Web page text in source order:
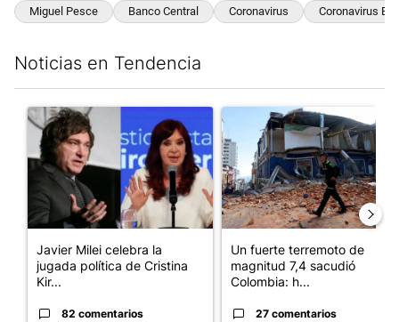
Miguel Pesce Banco Central Coronavirus Coronavirus En
Noticias en Tendencia
Un artículo de tendencia con el título "Javier Milei celebra la
Javier Milei celebra la
jugada política de Cristina
Kir...
82 comentarios
Un artículo de tendencia
Un fuerte terremoto de
magnitud 7,4 sacudió
Colombia: h...
27 comentarios